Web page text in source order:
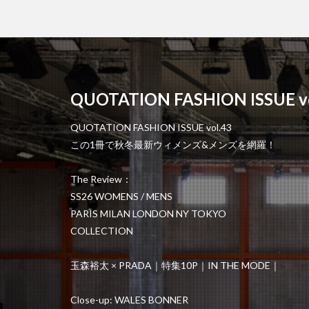
QUOTATION FASHION ISSUE
QUOTATION FASHION ISSUE vol.43
この1冊で秋冬最新ウィメンズ&メンズを網羅！
The Review：
SS26 WOMENS / MENS
PARIS MILAN LONDON NY TOKYO
COLLECTION
玉森裕太 × PRADA｜特集10P｜IN THE MODE｜
Close-up: WALES BONNER